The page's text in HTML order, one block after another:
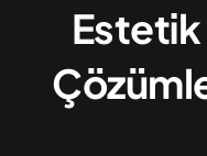
Estetik